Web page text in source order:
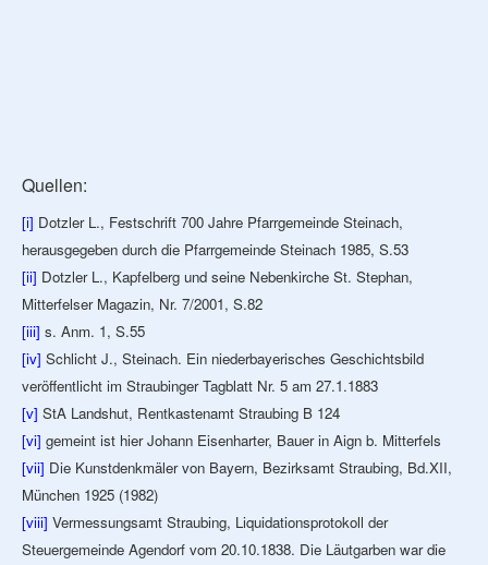
Quellen:
[i] Dotzler L., Festschrift 700 Jahre Pfarrgemeinde Steinach,
herausgegeben durch die Pfarrgemeinde Steinach 1985, S.53
[ii] Dotzler L., Kapfelberg und seine Nebenkirche St. Stephan,
Mitterfelser Magazin, Nr. 7/2001, S.82
[iii] s. Anm. 1, S.55
[iv] Schlicht J., Steinach. Ein niederbayerisches Geschichtsbild
veröffentlicht im Straubinger Tagblatt Nr. 5 am 27.1.1883
[v] StA Landshut, Rentkastenamt Straubing B 124
[vi] gemeint ist hier Johann Eisenharter, Bauer in Aign b. Mitterfels
[vii] Die Kunstdenkmäler von Bayern, Bezirksamt Straubing, Bd.XII,
München 1925 (1982)
[viii] Vermessungsamt Straubing, Liquidationsprotokoll der
Steuergemeinde Agendorf vom 20.10.1838. Die Läutgarben war die